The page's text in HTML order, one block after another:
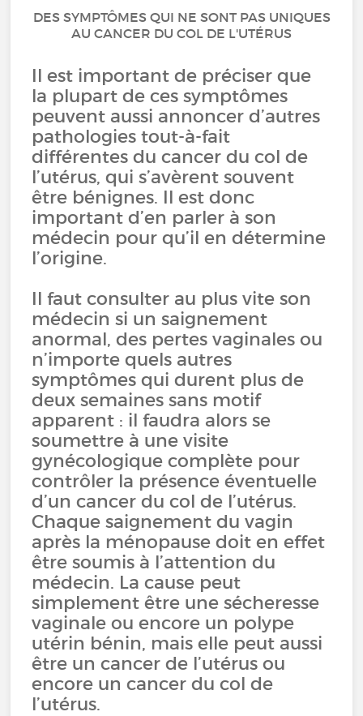
DES SYMPTÔMES QUI NE SONT PAS UNIQUES
AU CANCER DU COL DE L'UTÉRUS
Il est important de préciser que
la plupart de ces symptômes
peuvent aussi annoncer d’autres
pathologies tout-à-fait
différentes du cancer du col de
l’utérus, qui s’avèrent souvent
être bénignes. Il est donc
important d’en parler à son
médecin pour qu’il en détermine
l’origine.
Il faut consulter au plus vite son
médecin si un saignement
anormal, des pertes vaginales ou
n’importe quels autres
symptômes qui durent plus de
deux semaines sans motif
apparent : il faudra alors se
soumettre à une visite
gynécologique complète pour
contrôler la présence éventuelle
d’un cancer du col de l’utérus.
Chaque saignement du vagin
après la ménopause doit en effet
être soumis à l’attention du
médecin. La cause peut
simplement être une sécheresse
vaginale ou encore un polype
utérin bénin, mais elle peut aussi
être un cancer de l’utérus ou
encore un cancer du col de
l’utérus.